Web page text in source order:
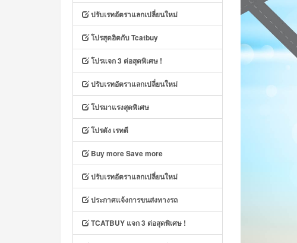
ปรับเรทอัตราแลกเปลี่ยนใหม่
โปรสุดฮิตกับ Tcatbuy
โปรแจก 3 ต่อสุดพิเศษ !
ปรับเรทอัตราแลกเปลี่ยนใหม่
โปรมาแรงสุดพิเศษ
โปรดัง เรทดี
Buy more Save more
ปรับเรทอัตราแลกเปลี่ยนใหม่
ประกาศแจ้งการขนส่งทางรถ
TCATBUY แจก 3 ต่อสุดพิเศษ !